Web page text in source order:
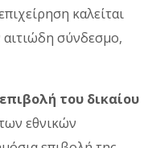
καλείται
αιτιώδη σύνδεσμο,
του δικαίου
εθνικών